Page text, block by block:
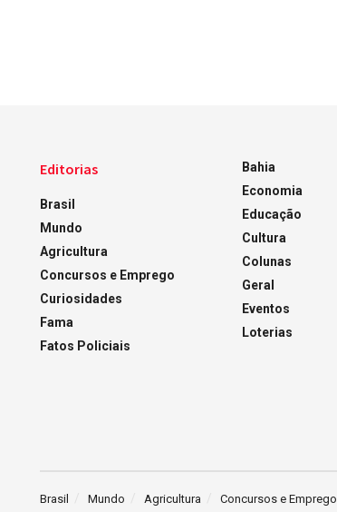
Editorias
Brasil
Mundo
Agricultura
Concursos e Emprego
Curiosidades
Fama
Fatos Policiais
Bahia
Economia
Educação
Cultura
Colunas
Geral
Eventos
Loterias
Brasil Mundo Agricultura Concursos e Emprego